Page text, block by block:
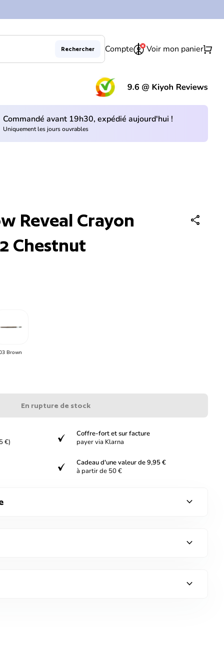
add
Rechercher Compte Voir mon paniershopping_cart
Commandé avant 19h30, expédié aujourd'hui !
Uniquement les jours ouvrables
Reveal Crayon
Chestnut
share
Brown
En rupture de stock
€) verified
Coffre-fort et sur facture
payer via Klarna
verified
Cadeau d'une valeur de 9,95 €
à partir de 50 €
expand_more
expand_more
expand_more